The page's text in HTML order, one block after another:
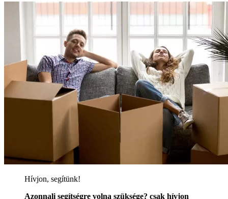
Hívjon, segítünk!
Azonnali segítségre volna szüksége? csak hívjon